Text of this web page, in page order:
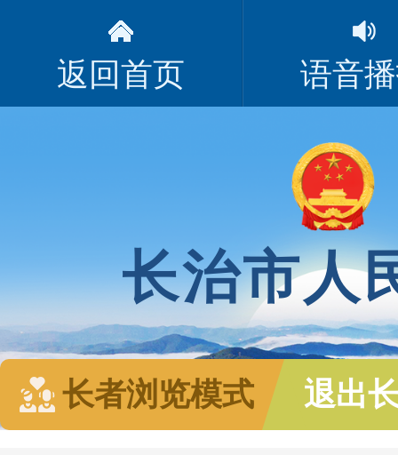
返回首页 语音
长治市人
长者浏览模式 退出